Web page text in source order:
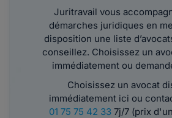
Juritravail vous
démarches juridiques en
disposition une liste
conseillez. Choisissez un
immédiatement ou
Choisissez un avocat
immédiatement ici ou
01 75 75 42 337j/7 (prix